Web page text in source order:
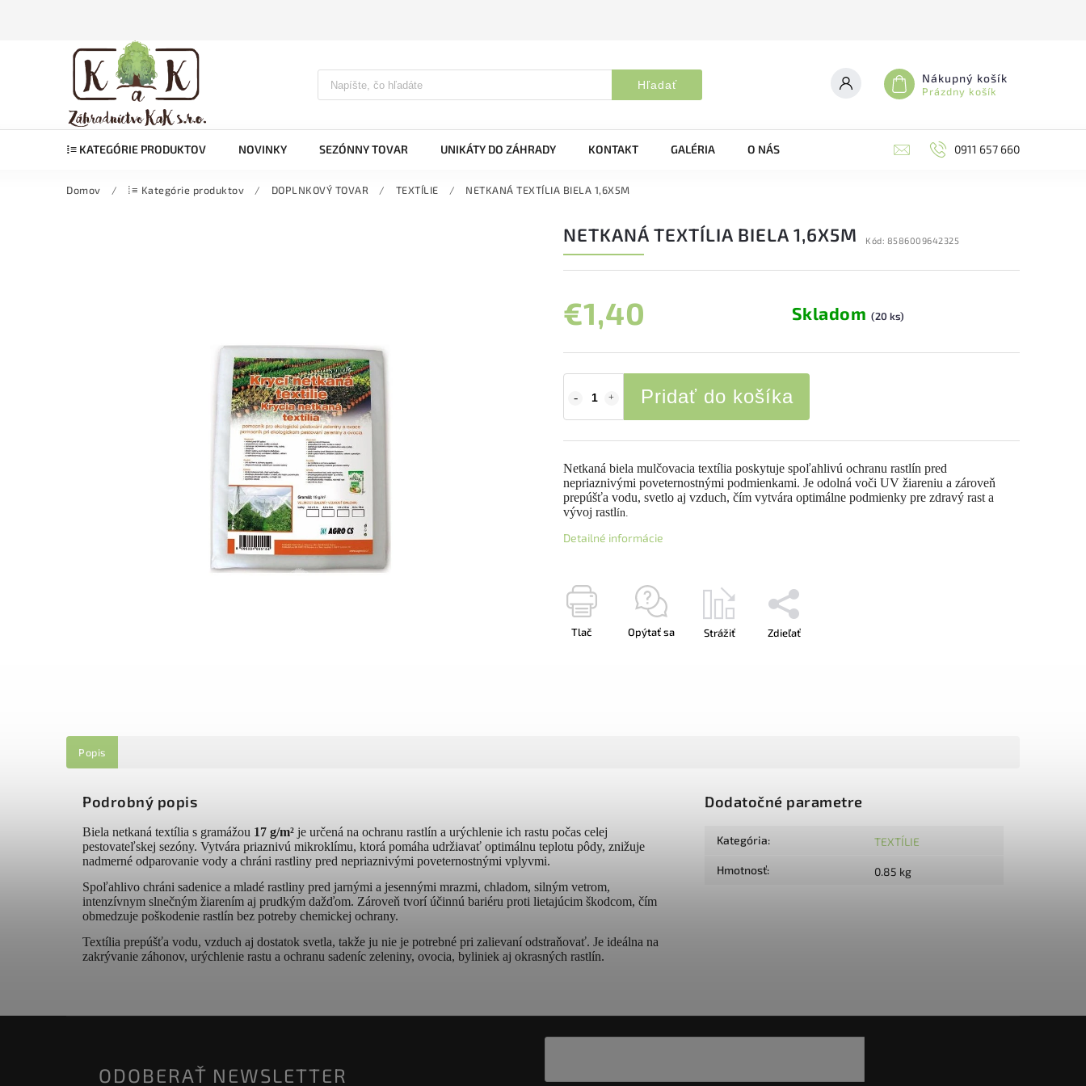
Hľadať Nákupný košík
Prázdny košík
⁞≡ KATEGÓRIE PRODUKTOV NOVINKY SEZÓNNY TOVAR UNIKÁTY DO ZÁHRADY KONTAKT GALÉRIA O NÁS 0911 657 660
Domov / ⁞≡ Kategórie produktov / DOPLNKOVÝ TOVAR / TEXTÍLIE / NETKANÁ TEXTÍLIA BIELA 1,6X5M
NETKANÁ TEXTÍLIA BIELA 1,6X5M Kód: 8586009642325
€1,40 Skladom (20 ks)
Pridať do košíka
Netkaná biela mulčovacia textília poskytuje spoľahlivú ochranu rastlín pred
nepriaznivými poveternostnými podmienkami. Je odolná voči UV žiareniu a zároveň
prepúšťa vodu, svetlo aj vzduch, čím vytvára optimálne podmienky pre zdravý rast a
vývoj rastlín.
Detailné informácie
Tlač Opýtať sa Strážiť Zdieľať
Popis
Podrobný popis
Biela netkaná textília s gramážou 17 g/m² je určená na ochranu rastlín a urýchlenie ich rastu počas celej
pestovateľskej sezóny. Vytvára priaznivú mikroklímu, ktorá pomáha udržiavať optimálnu teplotu pôdy, znižuje
nadmerné odparovanie vody a chráni rastliny pred nepriaznivými poveternostnými vplyvmi.
Spoľahlivo chráni sadenice a mladé rastliny pred jarnými a jesennými mrazmi, chladom, silným vetrom,
intenzívnym slnečným žiarením aj prudkým dažďom. Zároveň tvorí účinnú bariéru proti lietajúcim škodcom, čím
obmedzuje poškodenie rastlín bez potreby chemickej ochrany.
Textília prepúšťa vodu, vzduch aj dostatok svetla, takže ju nie je potrebné pri zalievaní odstraňovať. Je ideálna na
zakrývanie záhonov, urýchlenie rastu a ochranu sadeníc zeleniny, ovocia, byliniek aj okrasných rastlín.
Dodatočné parametre
Kategória: TEXTÍLIE
Hmotnosť: 0.85 kg
ODOBERAŤ NEWSLETTER